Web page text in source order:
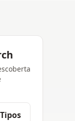
Tipos